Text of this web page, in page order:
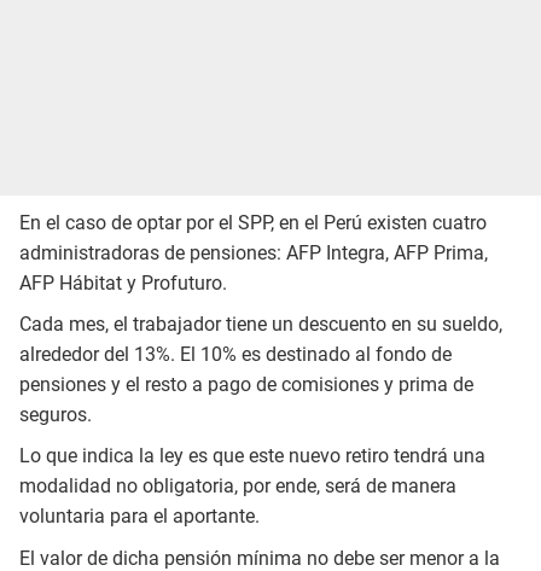
En el caso de optar por el SPP, en el Perú existen cuatro
administradoras de pensiones: AFP Integra, AFP Prima,
AFP Hábitat y Profuturo.
Cada mes, el trabajador tiene un descuento en su sueldo,
alrededor del 13%. El 10% es destinado al fondo de
pensiones y el resto a pago de comisiones y prima de
seguros.
Lo que indica la ley es que este nuevo retiro tendrá una
modalidad no obligatoria, por ende, será de manera
voluntaria para el aportante.
El valor de dicha pensión mínima no debe ser menor a la